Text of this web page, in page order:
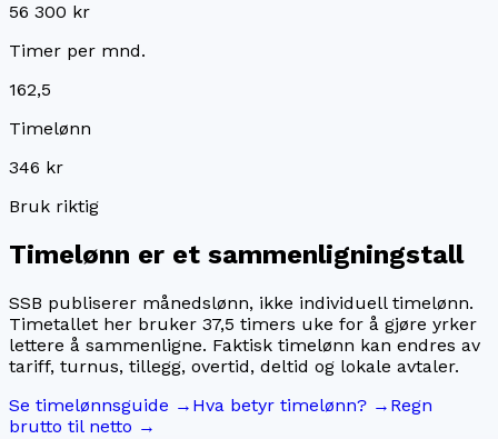
56 300 kr
Timer per mnd.
162,5
Timelønn
346 kr
Bruk riktig
Timelønn er et sammenligningstall
SSB publiserer månedslønn, ikke individuell timelønn.
Timetallet her bruker 37,5 timers uke for å gjøre yrker
lettere å sammenligne. Faktisk timelønn kan endres av
tariff, turnus, tillegg, overtid, deltid og lokale avtaler.
Se timelønnsguide → Hva betyr timelønn? → Regn
brutto til netto →